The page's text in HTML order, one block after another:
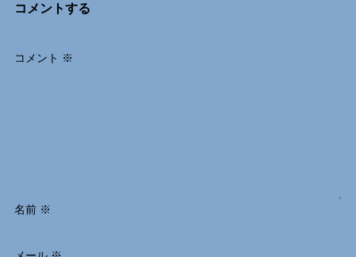
コメントする
コメント ※
名前 ※